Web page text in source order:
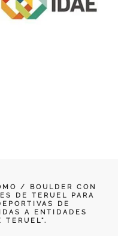
/ BOULDER CON
DE TERUEL PARA
DE
A ENTIDADES